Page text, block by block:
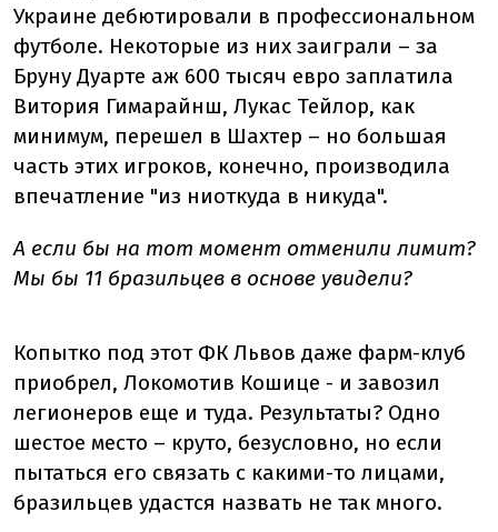
Украине дебютировали в профессиональном
футболе. Некоторые из них заиграли – за
Бруну Дуарте аж 600 тысяч евро заплатила
Витория Гимарайнш, Лукас Тейлор, как
минимум, перешел в Шахтер – но большая
часть этих игроков, конечно, производила
впечатление "из ниоткуда в никуда".
А если бы на тот момент отменили лимит?
Мы бы 11 бразильцев в основе увидели?
Копытко под этот ФК Львов даже фарм-клуб
приобрел, Локомотив Кошице - и завозил
легионеров еще и туда. Результаты? Одно
шестое место – круто, безусловно, но если
пытаться его связать с какими-то лицами,
бразильцев удастся назвать не так много.